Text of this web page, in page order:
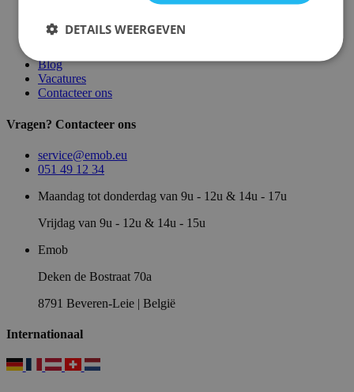
Algemene voorwaarden
Juridische vermeldingen
Privacy- en cookie verklaring
Blog
Vacatures
Contacteer ons
Vragen? Contacteer ons
service@emob.eu
051 49 12 34
Maandag tot donderdag van 9u - 12u & 14u - 17u
Vrijdag van 9u - 12u & 14u - 15u
Emob
Deken de Bostraat 70a
8791 Beveren-Leie | België
Internationaal
DETAILS WEERGEVEN